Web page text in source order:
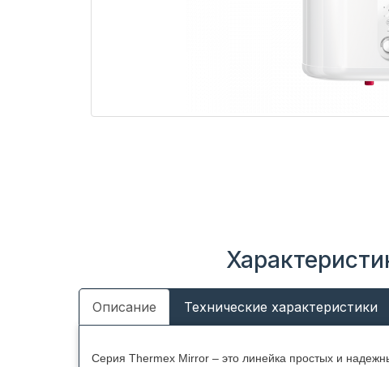
Описание Технические характеристики
Серия Thermex Mirror – это линейка простых и